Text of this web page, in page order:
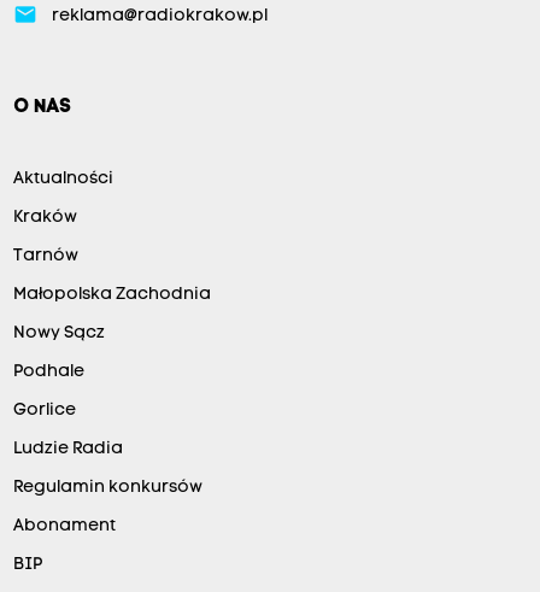
email reklama@radiokrakow.pl
O NAS
Aktualności
Kraków
Tarnów
Małopolska Zachodnia
Nowy Sącz
Podhale
Gorlice
Ludzie Radia
Regulamin konkursów
Abonament
BIP